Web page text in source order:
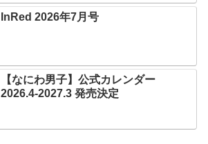
InRed 2026年7月号
【なにわ男子】公式カレンダー
2026.4-2027.3 発売決定